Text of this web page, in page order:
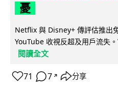
憂
Netflix 與 Disney+ 傳評估推出
YouTube 收視反超及用戶流失
閱讀全文
71 7 ↗ 分享